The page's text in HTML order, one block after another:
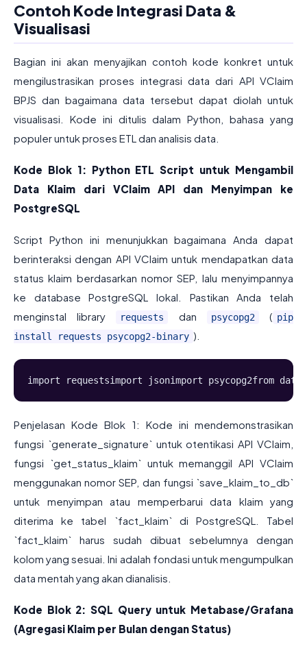
Contoh Kode Integrasi Data &
Visualisasi
Bagian ini akan menyajikan contoh kode konkret untuk
mengilustrasikan proses integrasi data dari API VClaim
BPJS dan bagaimana data tersebut dapat diolah untuk
visualisasi. Kode ini ditulis dalam Python, bahasa yang
populer untuk proses ETL dan analisis data.
Kode Blok 1: Python ETL Script untuk Mengambil
Data Klaim dari VClaim API dan Menyimpan ke
PostgreSQL
Script Python ini menunjukkan bagaimana Anda dapat
berinteraksi dengan API VClaim untuk mendapatkan data
status klaim berdasarkan nomor SEP, lalu menyimpannya
ke database PostgreSQL lokal. Pastikan Anda telah
menginstal library
requests dan psycopg2 ( pip
install requests psycopg2-binary ).
import requestsimport jsonimport psycopg2from
Penjelasan Kode Blok 1: Kode ini mendemonstrasikan
fungsi `generate_signature` untuk otentikasi API VClaim,
fungsi `get_status_klaim` untuk memanggil API VClaim
menggunakan nomor SEP, dan fungsi `save_klaim_to_db`
untuk menyimpan atau memperbarui data klaim yang
diterima ke tabel `fact_klaim` di PostgreSQL. Tabel
`fact_klaim` harus sudah dibuat sebelumnya dengan
kolom yang sesuai. Ini adalah fondasi untuk mengumpulkan
data mentah yang akan dianalisis.
Kode Blok 2: SQL Query untuk Metabase/Grafana
(Agregasi Klaim per Bulan dengan Status)